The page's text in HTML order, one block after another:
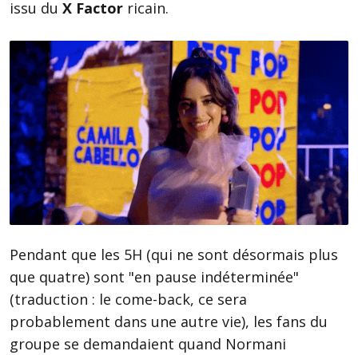
issu du X Factor ricain.
Pendant que les 5H (qui ne sont désormais plus
que quatre) sont "en pause indéterminée"
(traduction : le come-back, ce sera
probablement dans une autre vie), les fans du
groupe se demandaient quand Normani